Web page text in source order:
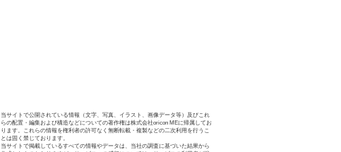
当サイトで公開されている情報（文字、写真、イラスト、画像データ等）及びこれ
らの配置・編集および構造などについての著作権は株式会社oricon MEに帰属してお
ります。これらの情報を権利者の許可なく無断転載・複製などの二次利用を行うこ
とは固く禁じております。
当サイトで掲載しているすべての情報やデータは、当社の調査に基づいた結果から